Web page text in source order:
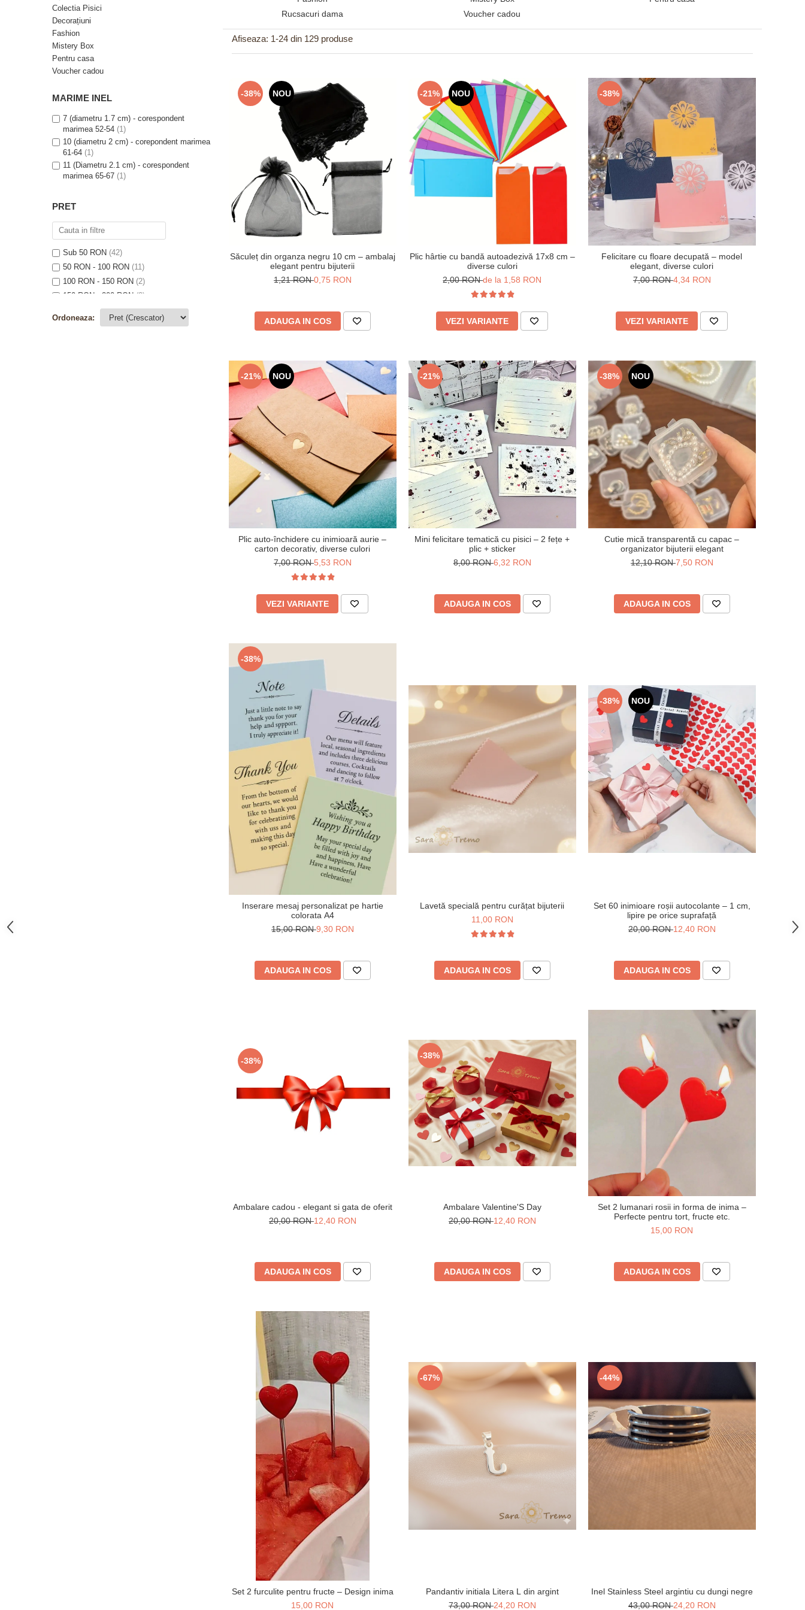
Bijuterii pentru barbati
Bijuterii din argint placate cu aur
Colectia Pisici
Decorațiuni
Fashion
Mistery Box
Pentru casa
Voucher cadou
MARIME INEL
7 (diametru 1.7 cm) - corespondent
marimea 52-54 (1)
10 (diametru 2 cm) - corepondent marimea
61-64 (1)
11 (Diametru 2.1 cm) - corespondent
marimea 65-67 (1)
PRET
Sub 50 RON (42)
50 RON - 100 RON (11)
100 RON - 150 RON (2)
150 RON - 200 RON (2)
200 RON - 250 RON (1)
250 RON - 300 RON (15)
Ordoneaza:
Rucsacuri dama
Voucher cadou
Afiseaza: 1-24 din 129 produse
-38% NOU
Săculeț din organza negru 10 cm – ambalaj
elegant pentru bijuterii
1,21 RON0,75 RON
ADAUGA IN COS
-21% NOU
Plic hârtie cu bandă autoadezivă 17x8 cm –
diverse culori
2,00 RONde la 1,58 RON
VEZI VARIANTE
-38%
Felicitare cu floare decupată – model
elegant, diverse culori
7,00 RON4,34 RON
VEZI VARIANTE
-21% NOU
Plic auto-închidere cu inimioară aurie –
carton decorativ, diverse culori
7,00 RON5,53 RON
VEZI VARIANTE
-21%
Mini felicitare tematică cu pisici – 2 fețe +
plic + sticker
8,00 RON6,32 RON
ADAUGA IN COS
-38% NOU
Cutie mică transparentă cu capac –
organizator bijuterii elegant
12,10 RON7,50 RON
ADAUGA IN COS
-38%
Inserare mesaj personalizat pe hartie
colorata A4
15,00 RON9,30 RON
ADAUGA IN COS
Lavetă specială pentru curățat bijuterii
11,00 RON
ADAUGA IN COS
-38% NOU
Set 60 inimioare roșii autocolante – 1 cm,
lipire pe orice suprafață
20,00 RON12,40 RON
ADAUGA IN COS
-38%
Ambalare cadou - elegant si gata de oferit
20,00 RON12,40 RON
ADAUGA IN COS
-38%
Ambalare Valentine'S Day
20,00 RON12,40 RON
ADAUGA IN COS
Set 2 lumanari rosii in forma de inima –
Perfecte pentru tort, fructe etc.
15,00 RON
ADAUGA IN COS
Set 2 furculite pentru fructe – Design inima
15,00 RON
-67%
Pandantiv initiala Litera L din argint
73,00 RON24,20 RON
-44%
Inel Stainless Steel argintiu cu dungi negre
43,00 RON24,20 RON